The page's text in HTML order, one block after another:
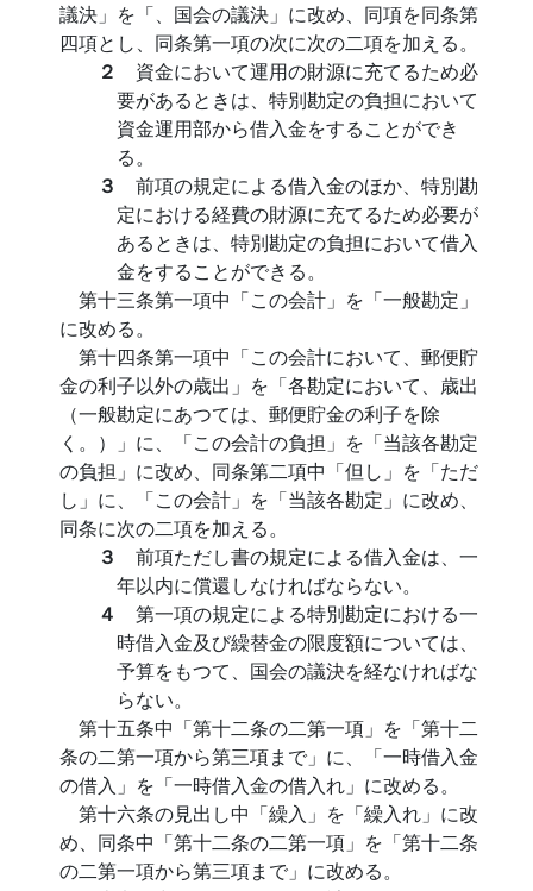
議決」を「、国会の議決」に改め、同項を同条第
四項とし、同条第一項の次に次の二項を加える。
２ 資金において運用の財源に充てるため必
要があるときは、特別勘定の負担において
資金運用部から借入金をすることができ
る。
３ 前項の規定による借入金のほか、特別勘
定における経費の財源に充てるため必要が
あるときは、特別勘定の負担において借入
金をすることができる。
第十三条第一項中「この会計」を「一般勘定」
に改める。
第十四条第一項中「この会計において、郵便貯
金の利子以外の歳出」を「各勘定において、歳出
（一般勘定にあつては、郵便貯金の利子を除
く。）」に、「この会計の負担」を「当該各勘定
の負担」に改め、同条第二項中「但し」を「ただ
し」に、「この会計」を「当該各勘定」に改め、
同条に次の二項を加える。
３ 前項ただし書の規定による借入金は、一
年以内に償還しなければならない。
４ 第一項の規定による特別勘定における一
時借入金及び繰替金の限度額については、
予算をもつて、国会の議決を経なければな
らない。
第十五条中「第十二条の二第一項」を「第十二
条の二第一項から第三項まで」に、「一時借入金
の借入」を「一時借入金の借入れ」に改める。
第十六条の見出し中「繰入」を「繰入れ」に改
め、同条中「第十二条の二第一項」を「第十二条
の二第一項から第三項まで」に改める。